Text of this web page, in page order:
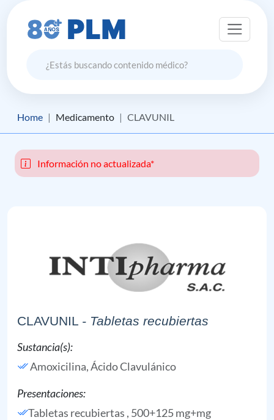
Home Medicamento CLAVUNIL
Información no actualizada*
CLAVUNIL - Tabletas recubiertas
Sustancia(s):
Amoxicilina,Ácido Clavulánico
Presentaciones:
Tabletas recubiertas , 500+125 mg+mg